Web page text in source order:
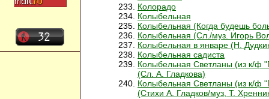
Колорадо
Колыбельная
Колыбельная (Когда будешь
Колыбельная (Сл./муз. Игорь
Колыбельная в январе (Н.
Колыбельная садиста
Колыбельная Светланы (из к/ф
(Сл. А. Гладкова)
Колыбельная Светланы (из к/ф
(Стихи А. Гладков/муз, Т.